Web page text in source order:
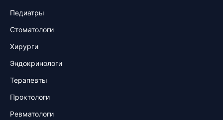
Педиатры
Стоматологи
Хирурги
Эндокринологи
Терапевты
Проктологи
Ревматологи